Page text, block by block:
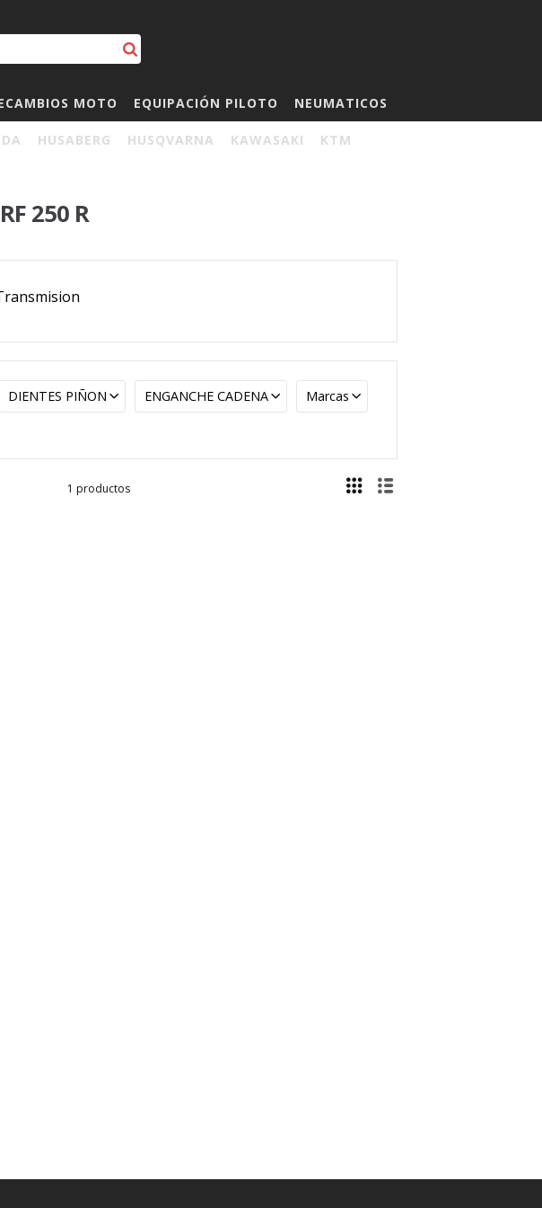
MOTO EQUIPACIÓN PILOTO NEUMATICOS
HUSABERG HUSQVARNA KAWASAKI KTM
250 R
DIENTES PIÑON ENGANCHE CADENA Marcas
1 productos